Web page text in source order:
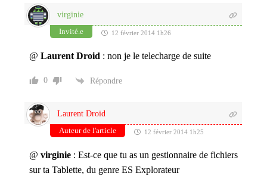
virginie
Invité.e
12 février 2014 1h26
@ Laurent Droid : non je le telecharge de suite
0 Répondre
Laurent Droid
Auteur de l'article
12 février 2014 1h25
@ virginie: Est-ce que tu as un gestionnaire de fichiers
sur ta Tablette, du genre ES Explorateur